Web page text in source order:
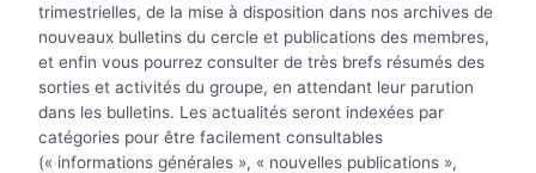
trimestrielles, de la mise à disposition dans nos archives de
nouveaux bulletins du cercle et publications des membres,
et enfin vous pourrez consulter de très brefs résumés des
sorties et activités du groupe, en attendant leur parution
dans les bulletins. Les actualités seront indexées par
catégories pour être facilement consultables
(« informations générales », « nouvelles publications »,